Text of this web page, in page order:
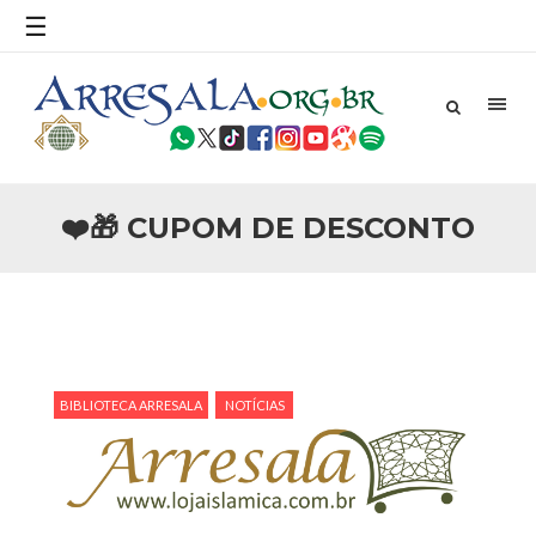
☰
❤️🎁 CUPOM DE DESCONTO
Conflito
Por: Ahmed Ismail Introdução O presente artigo resume as
principais considerações do autor sobre os atentados de 11
25 DE SETEMBRO DE 2010
5 DE NOVEMBRO DE 2013
Ano Novo Islâmico e Início de Muharam
Em nome de Deus, O Clemente, O Misericordioso! O Centro
Islâmico no Brasil parabeniza a nação islâmica pela chegada
no ano novo muçulmano de 1435 Hejrita. Desejamos a
todos os irmãos e irmãs um novo
BIBLIOTECA ARRESALA NOTÍCIAS